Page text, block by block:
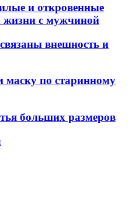
и откровенные
жизни с мужчиной
внешность и
маску по старинному
больших размеров